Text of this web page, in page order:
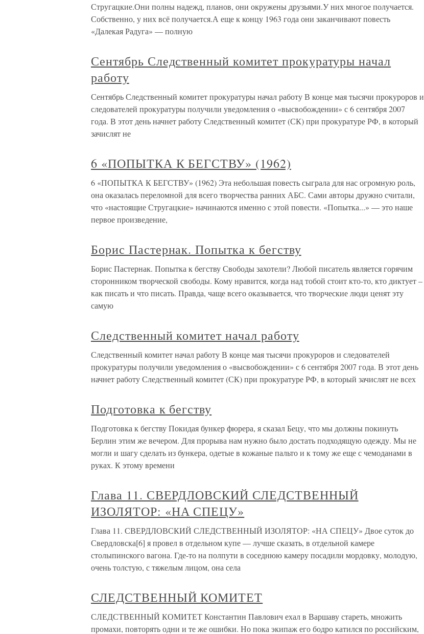
Стругацкие.Они полны надежд, планов, они окружены друзьями.У них многое получается.
Собственно, у них всё получается.А еще к концу 1963 года они заканчивают повесть
«Далекая Радуга» — полную
Сентябрь Следственный комитет прокуратуры начал
работу
Сентябрь Следственный комитет прокуратуры начал работу В конце мая тысячи прокуроров и
следователей прокуратуры получили уведомления о «высвобождении» с 6 сентября 2007
года. В этот день начнет работу Следственный комитет (СК) при прокуратуре РФ, в который
зачислят не
6 «ПОПЫТКА К БЕГСТВУ» (1962)
6 «ПОПЫТКА К БЕГСТВУ» (1962) Эта небольшая повесть сыграла для нас огромную роль,
она оказалась переломной для всего творчества ранних АБС. Сами авторы дружно считали,
что «настоящие Стругацкие» начинаются именно с этой повести. «Попытка...» — это наше
первое произведение,
Борис Пастернак. Попытка к бегству
Борис Пастернак. Попытка к бегству Свободы захотели? Любой писатель является горячим
сторонником творческой свободы. Кому нравится, когда над тобой стоит кто-то, кто диктует –
как писать и что писать. Правда, чаще всего оказывается, что творческие люди ценят эту
самую
Следственный комитет начал работу
Следственный комитет начал работу В конце мая тысячи прокуроров и следователей
прокуратуры получили уведомления о «высвобождении» с 6 сентября 2007 года. В этот день
начнет работу Следственный комитет (СК) при прокуратуре РФ, в который зачислят не всех
Подготовка к бегству
Подготовка к бегству Покидая бункер фюрера, я сказал Бецу, что мы должны покинуть
Берлин этим же вечером. Для прорыва нам нужно было достать подходящую одежду. Мы не
могли и шагу сделать из бункера, одетые в кожаные пальто и к тому же еще с чемоданами в
руках. К этому времени
Глава 11. СВЕРДЛОВСКИЙ СЛЕДСТВЕННЫЙ
ИЗОЛЯТОР: «НА СПЕЦУ»
Глава 11. СВЕРДЛОВСКИЙ СЛЕДСТВЕННЫЙ ИЗОЛЯТОР: «НА СПЕЦУ» Двое суток до
Свердловска[6] я провел в отдельном купе — лучше сказать, в отдельной камере
столыпинского вагона. Где-то на полпути в соседнюю камеру посадили мордовку, молодую,
очень толстую, с тяжелым лицом, она села
СЛЕДСТВЕННЫЙ КОМИТЕТ
СЛЕДСТВЕННЫЙ КОМИТЕТ Константин Павлович ехал в Варшаву стареть, множить
промахи, повторять одни и те же ошибки. Но пока экипаж его бодро катился по российским,